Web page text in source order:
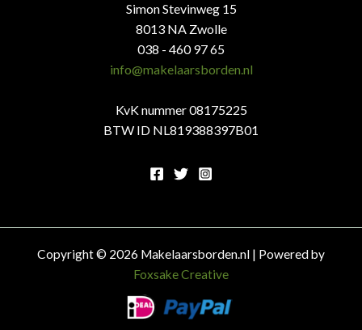
Simon Stevinweg 15
8013 NA Zwolle
038 - 460 97 65
info@makelaarsborden.nl
KvK nummer 08175225
BTW ID NL819388397B01
Copyright © 2026 Makelaarsborden.nl | Powered by
Foxsake Creative